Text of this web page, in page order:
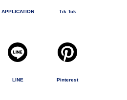
APPLICATION Tik Tok
LINE Pinterest